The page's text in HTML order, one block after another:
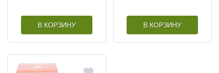
В КОРЗИНУ В КОРЗИНУ